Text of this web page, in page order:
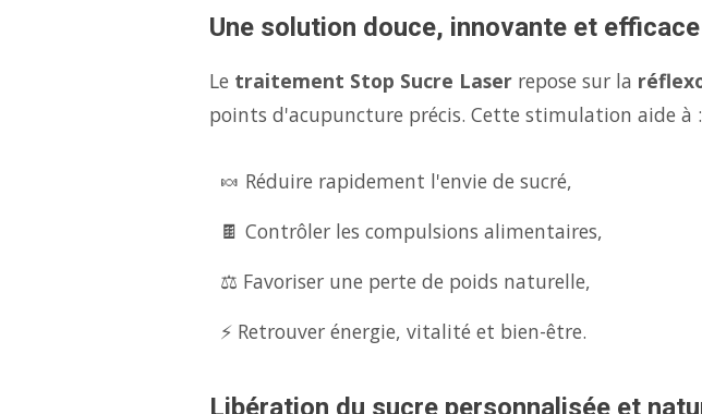
Une solution douce, innovante et
Le traitement Stop Sucre Laser repose sur la
points d'acupuncture précis. Cette stimulation aide à :
🍬 Réduire rapidement l'envie de sucré,
🍫 Contrôler les compulsions alimentaires,
⚖️ Favoriser une perte de poids naturelle,
⚡ Retrouver énergie, vitalité et bien-être.
Libération du sucre personnalisée et